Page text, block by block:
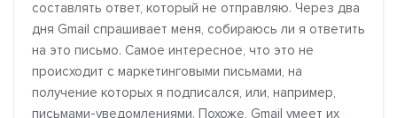
составлять ответ, который не отправляю. Через два
дня Gmail спрашивает меня, собираюсь ли я ответить
на это письмо. Самое интересное, что это не
происходит с маркетинговыми письмами, на
получение которых я подписался, или, например,
письмами-уведомлениями. Похоже, Gmail умеет их